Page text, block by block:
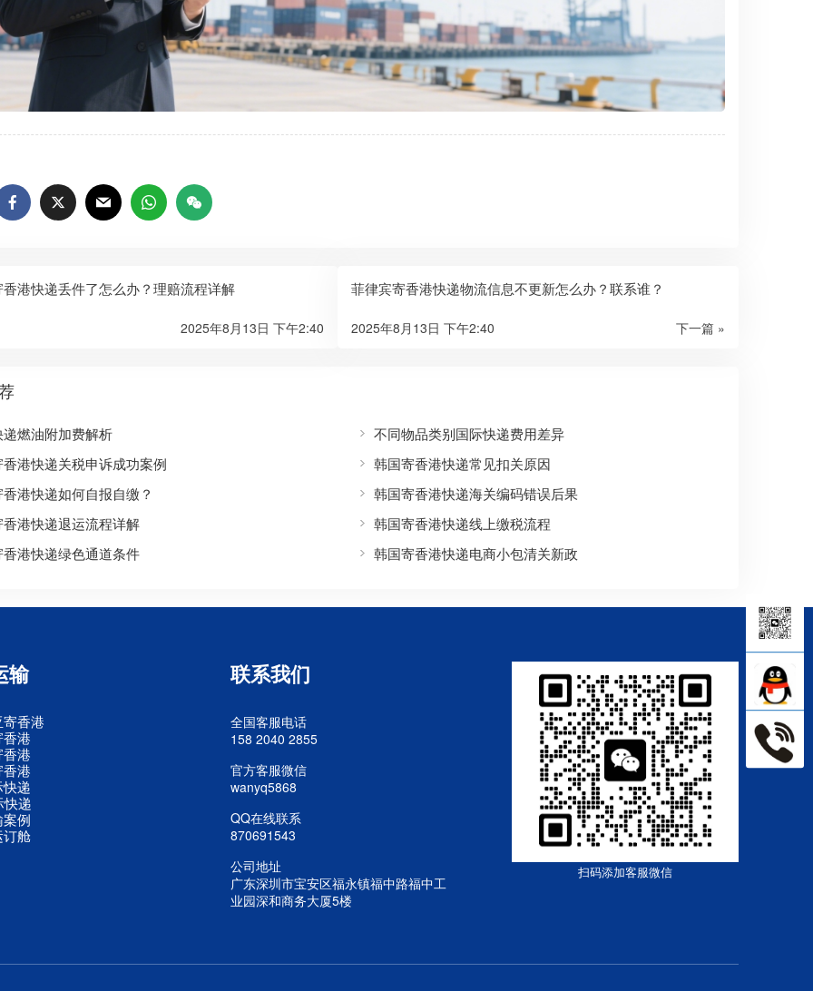
港快递丢件了怎么办？理赔流程详解
2025年8月13日 下午2:40
菲律宾寄香港快递物流信息不更新怎么办？联系谁？
下一篇 »
2025年8月13日 下午2:40
燃油附加费解析
不同物品类别国际快递费用差异
港快递关税申诉成功案例
韩国寄香港快递常见扣关原因
港快递如何自报自缴？
韩国寄香港快递海关编码错误后果
港快递退运流程详解
韩国寄香港快递线上缴税流程
港快递绿色通道条件
韩国寄香港快递电商小包清关新政
输
香港
港
港
港
递
快递
例
订舱
联系我们
全国客服电话
158 2040 2855
官方客服微信
wanyq5868
QQ在线联系
870691543
公司地址
广东深圳市宝安区福永镇福中路福中工
业园深和商务大厦5楼
扫码添加客服微信